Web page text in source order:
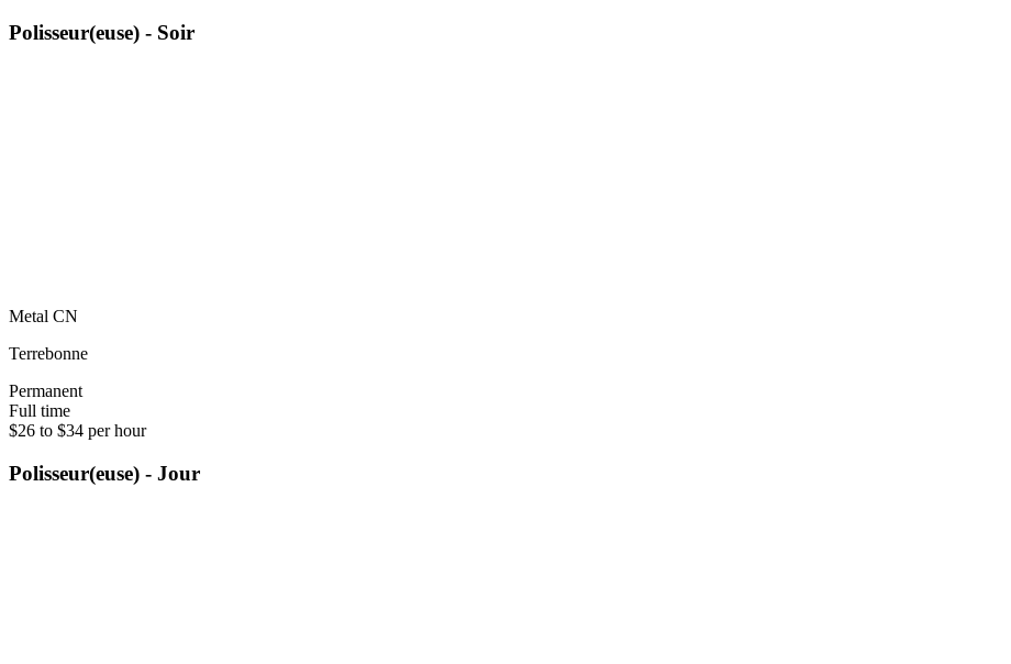
Polisseur(euse) - Soir
Metal CN
Terrebonne
Permanent
Full time
$26 to $34 per hour
Polisseur(euse) - Jour